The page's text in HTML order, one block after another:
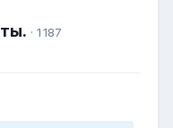
· 1 187